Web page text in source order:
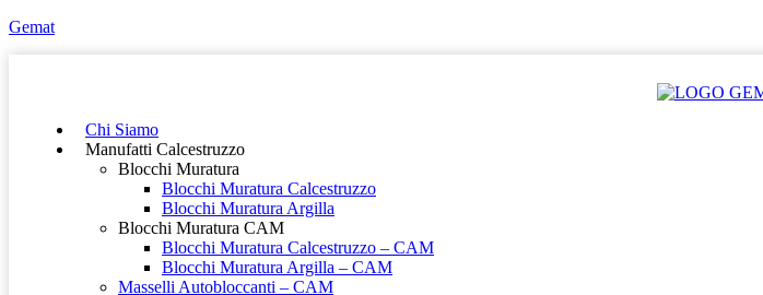
Gemat
Chi Siamo
Manufatti Calcestruzzo
Blocchi Muratura
Blocchi Muratura Calcestruzzo
Blocchi Muratura Argilla
Blocchi Muratura CAM
Blocchi Muratura Calcestruzzo – CAM
Blocchi Muratura Argilla – CAM
Masselli Autobloccanti – CAM